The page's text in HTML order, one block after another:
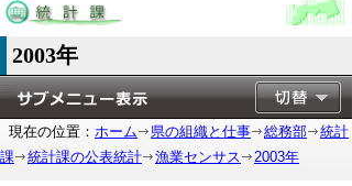
2003年
現在の位置： ホーム 県の組織と仕事 総務部
統計
課
統計課の公表統計 漁業センサス 2003年